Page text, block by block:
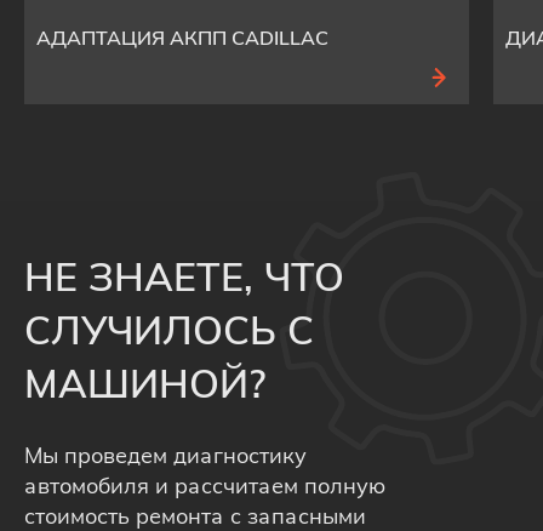
АДАПТАЦИЯ АКПП CADILLAC
НЕ ЗНАЕТЕ, ЧТО
СЛУЧИЛОСЬ С
МАШИНОЙ?
Мы проведем диагностику
автомобиля и рассчитаем полную
стоимость ремонта с запасными